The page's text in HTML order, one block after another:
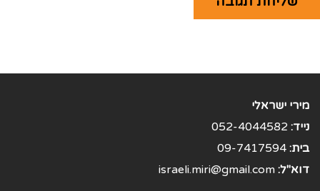
מירי ישראלי
נייד: 052-4044582
בית: 09-7417594
דוא"ל: israeli.miri@gmail.com